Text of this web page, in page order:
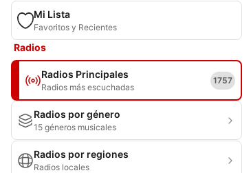
Mi Lista
Favoritos y Recientes
Radios
Radios Principales
Radios más escuchadas
1757
Radios por género
15 géneros musicales
Radios por regiones
Radios locales